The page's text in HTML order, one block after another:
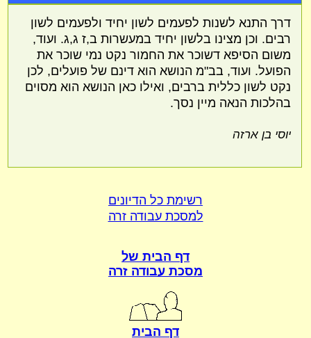
דרך התנא לשנות לפעמים לשון יחיד ולפעמים לשון
רבים. וכן מצינו בלשון יחיד במעשרות ב,ז ג,ג. ועוד,
משום הסיפא דשוכר את החמור נקט נמי שוכר את
הפועל. ועוד, בב"מ הנושא הוא דינם של פועלים, לכן
נקט לשון כללית ברבים, ואילו כאן הנושא הוא מסוים
בהלכות הנאה מיין נסך.
יוסי בן ארזה
רשימת כל הדיונים
למסכת עבודה זרה
דף הבית של
מסכת עבודה זרה
דף הבית